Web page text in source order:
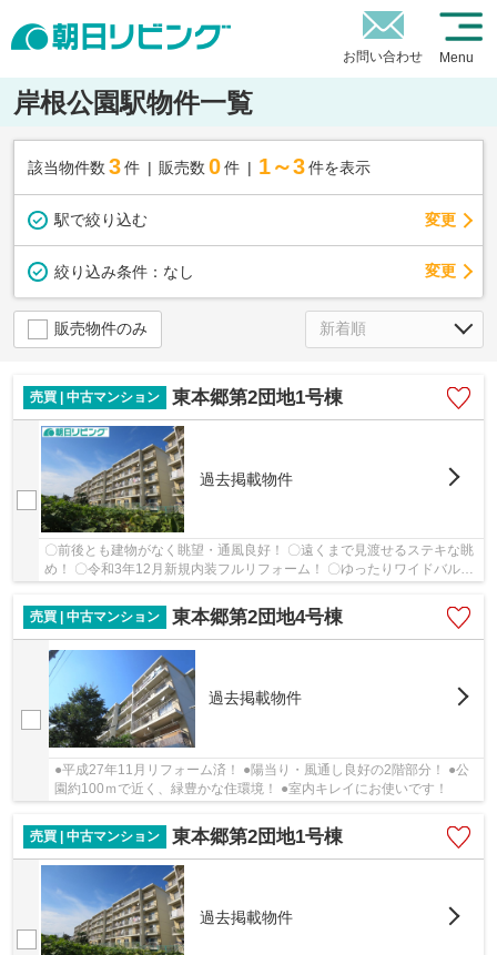
お問い合わせ Menu
岸根公園駅物件一覧
該当物件数 3件 販売数 0 件 1～3 件を表示
駅で絞り込む 変更
絞り込み条件： なし 変更
販売物件のみ
売買 | 中古マンション 東本郷第2団地1号棟
過去掲載物件
〇前後とも建物がなく眺望・通風良好！ 〇遠くまで見渡せるステキな眺
め！ 〇令和3年12月新規内装フルリフォーム！ 〇ゆったりワイドバルコ
売買 | 中古マンション
東本郷第2団地4号棟
過去掲載物件
●平成27年11月リフォーム済！ ●陽当り・風通し良好の2階部分！ ●公
園約100ｍで近く、緑豊かな住環境！ ●室内キレイにお使いです！
売買 | 中古マンション 東本郷第2団地1号棟
過去掲載物件